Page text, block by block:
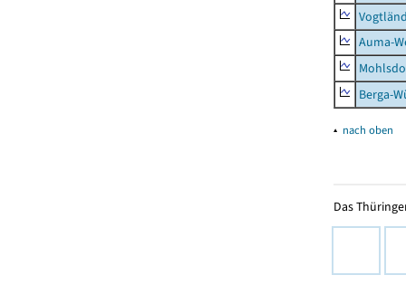
Auma-
Berga-
▴ nach oben
Das